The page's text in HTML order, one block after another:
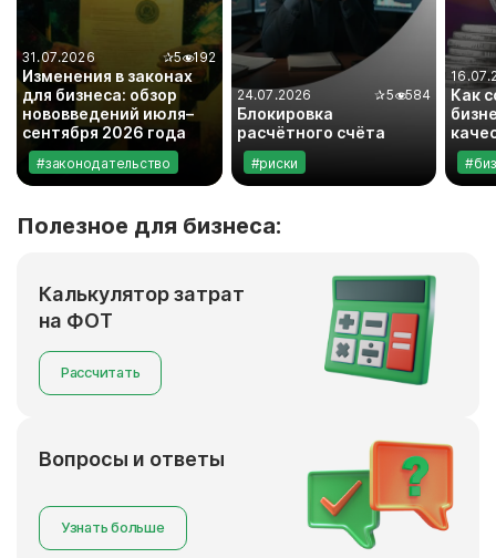
31.07.2026 ✰5 192
Изменения в законах
для бизнеса: обзор
нововведений июля–
сентября 2026 года
#законодательство
24.07.2026 ✰5 584
Блокировка
расчётного счёта
#риски
Как
Полезное для бизнеса:
Калькулятор затрат
на ФОТ
Рассчитать
Вопросы и ответы
Узнать больше